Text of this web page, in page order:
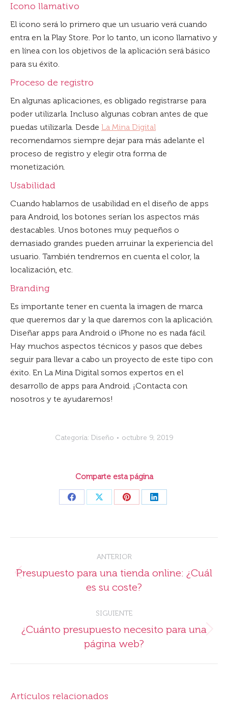
Icono llamativo
El icono será lo primero que un usuario verá cuando
entra en la Play Store. Por lo tanto, un icono llamativo y
en línea con los objetivos de la aplicación será básico
para su éxito.
Proceso de registro
En algunas aplicaciones, es obligado registrarse para
poder utilizarla. Incluso algunas cobran antes de que
puedas utilizarla. Desde La Mina Digital
recomendamos siempre dejar para más adelante el
proceso de registro y elegir otra forma de
monetización.
Usabilidad
Cuando hablamos de usabilidad en el diseño de apps
para Android, los botones serían los aspectos más
destacables. Unos botones muy pequeños o
demasiado grandes pueden arruinar la experiencia del
usuario. También tendremos en cuenta el color, la
localización, etc.
Branding
Es importante tener en cuenta la imagen de marca
que queremos dar y la que daremos con la aplicación.
Diseñar apps para Android o iPhone no es nada fácil.
Hay muchos aspectos técnicos y pasos que debes
seguir para llevar a cabo un proyecto de este tipo con
éxito. En La Mina Digital somos expertos en el
desarrollo de apps para Android. ¡Contacta con
nosotros y te ayudaremos!
Categoría: Diseño octubre 9, 2019
Comparte esta página
Share
Share
Share
Share
Navegación
entre
publicaciones
ANTERIOR
Publicación
anterior:
Presupuesto para una tienda online: ¿Cuál
es su coste?
SIGUIENTE
Publicación
siguiente:
¿Cuánto presupuesto necesito para una
página web?
Artículos relacionados